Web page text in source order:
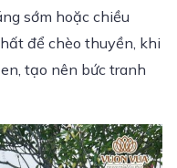
sớm hoặc chiều
để chèo thuyền, khi
tạo nên bức tranh